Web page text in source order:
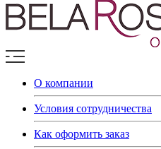
О компании
Условия сотрудничества
Как оформить заказ